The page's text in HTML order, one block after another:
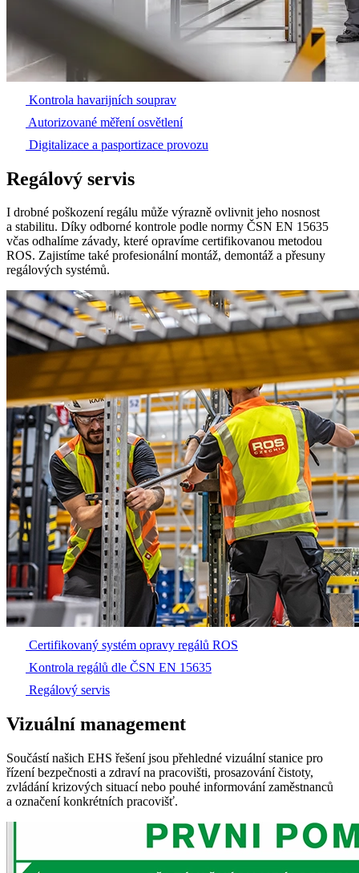
Kontrola havarijních souprav
Autorizované měření osvětlení
Digitalizace a pasportizace provozu
Regálový servis
I drobné poškození regálu může výrazně ovlivnit jeho nosnost
a stabilitu. Díky odborné kontrole podle normy ČSN EN 15635
včas odhalíme závady, které opravíme certifikovanou metodou
ROS. Zajistíme také profesionální montáž, demontáž a přesuny
regálových systémů.
Certifikovaný systém opravy regálů ROS
Kontrola regálů dle ČSN EN 15635
Regálový servis
Vizuální management
Součástí našich EHS řešení jsou přehledné vizuální stanice pro
řízení bezpečnosti a zdraví na pracovišti, prosazování čistoty,
zvládání krizových situací nebo pouhé informování zaměstnanců
a označení konkrétních pracovišť.